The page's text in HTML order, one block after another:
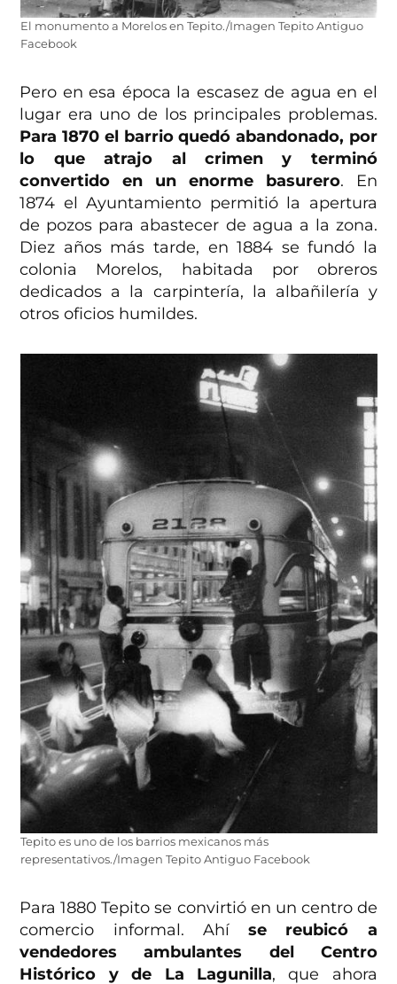
El monumento a Morelos en Tepito./Imagen Tepito Antiguo
Facebook
Pero en esa época la escasez de agua en el
lugar era uno de los principales problemas.
Para 1870 el barrio quedó abandonado, por
lo que atrajo al crimen y terminó
convertido en un enorme basurero. En
1874 el Ayuntamiento permitió la apertura
de pozos para abastecer de agua a la zona.
Diez años más tarde, en 1884 se fundó la
colonia Morelos, habitada por obreros
dedicados a la carpintería, la albañilería y
otros oficios humildes.
Tepito es uno de los barrios mexicanos más
representativos./Imagen Tepito Antiguo Facebook
Para 1880 Tepito se convirtió en un centro de
comercio informal. Ahíse reubicó a
vendedores ambulantes del Centro
Histórico y de La Lagunilla, que ahora